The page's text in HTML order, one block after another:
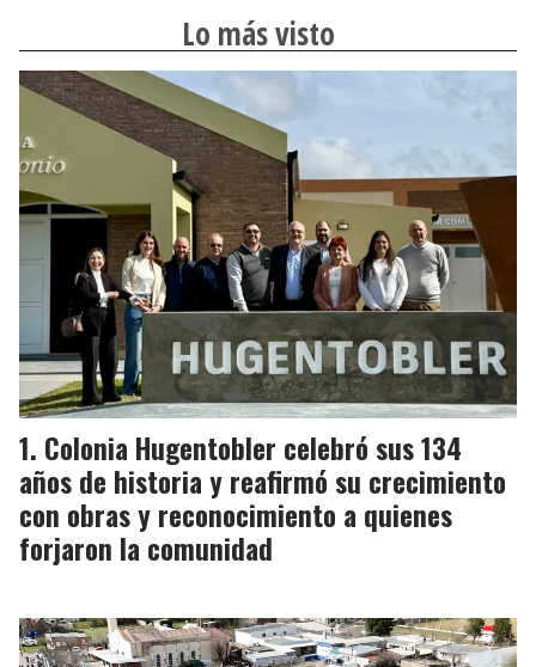
Lo más visto
Colonia Hugentobler celebró sus 134
años de historia y reafirmó su crecimiento
con obras y reconocimiento a quienes
forjaron la comunidad